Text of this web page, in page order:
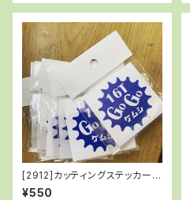
[2912]カッティングステッカー/1
6T
¥550